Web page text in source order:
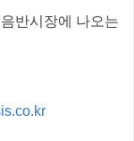
반시장에 나오는